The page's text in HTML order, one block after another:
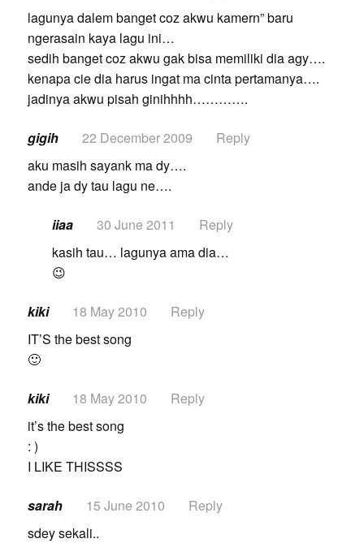
lagunya dalem banget coz akwu kamern” baru
ngerasain kaya lagu ini…
sedih banget coz akwu gak bisa memiliki dia agy….
kenapa cie dia harus ingat ma cinta pertamanya….
jadinya akwu pisah ginihhhh………….
gigih 22 December 2009
Reply
aku masih sayank ma dy….
ande ja dy tau lagu ne….
iiaa 30 June 2011
Reply
kasih tau… lagunya ama dia…
😉
kiki 18 May 2010
Reply
IT’S the best song
🙂
kiki 18 May 2010
Reply
it’s the best song
: )
I LIKE THISSSS
sarah 15 June 2010
Reply
sdey sekali..